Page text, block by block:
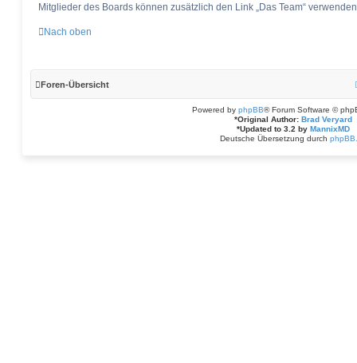
Mitglieder des Boards können zusätzlich den Link „Das Team“
Nach oben
Foren-Übersicht
Powered by phpBB® Forum Software ©
*Original Author: Brad Veryard
*Updated to 3.2 by MannixMD
Deutsche Übersetzung durch